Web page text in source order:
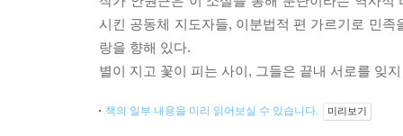
시킨 공동체 지도자들, 이분법적 편 가르기로 민
랑을 향해 있다.
별이 지고 꽃이 피는 사이, 그들은 끝내 서로를 잊
책의 일부 내용을 미리 읽어보실 수 있습니다. 미리보기